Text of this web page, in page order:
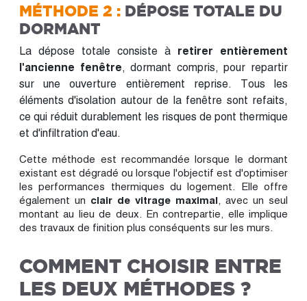
MÉTHODE 2 : DÉPOSE TOTALE DU
DORMANT
La dépose totale consiste à retirer entièrement
l'ancienne fenêtre, dormant compris, pour repartir
sur une ouverture entièrement reprise. Tous les
éléments d'isolation autour de la fenêtre sont refaits,
ce qui réduit durablement les risques de pont thermique
et d'infiltration d'eau.
Cette méthode est recommandée lorsque le dormant
existant est dégradé ou lorsque l'objectif est d'optimiser
les performances thermiques du logement. Elle offre
également un clair de vitrage maximal, avec un seul
montant au lieu de deux. En contrepartie, elle implique
des travaux de finition plus conséquents sur les murs.
COMMENT CHOISIR ENTRE
LES DEUX MÉTHODES ?